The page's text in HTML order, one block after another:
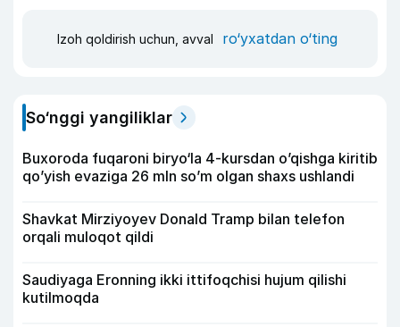
Izoh qoldirish uchun, avval ro‘yxatdan o‘ting
So‘nggi yangiliklar
Buxoroda fuqaroni biryo‘la 4-kursdan o’qishga kiritib
qo’yish evaziga 26 mln so’m olgan shaxs ushlandi
Shavkat Mirziyoyev Donald Tramp bilan telefon
orqali muloqot qildi
Saudiyaga Eronning ikki ittifoqchisi hujum qilishi
kutilmoqda